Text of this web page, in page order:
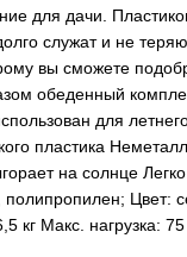
для дачи.
служат и не
вы сможете
обеденный
для
пластика
на солнце
полипропилен; Цвет:
кг Макс. нагрузка: